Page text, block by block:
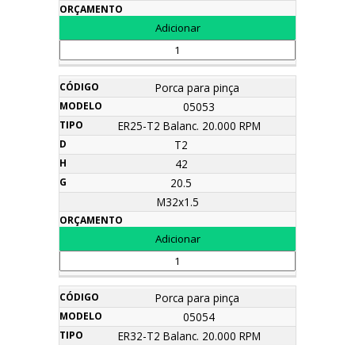
Porca para pinça
05053
ER25-T2 Balanc. 20.000 RPM
T2
42
20.5
M32x1.5
Porca para pinça
05054
ER32-T2 Balanc. 20.000 RPM